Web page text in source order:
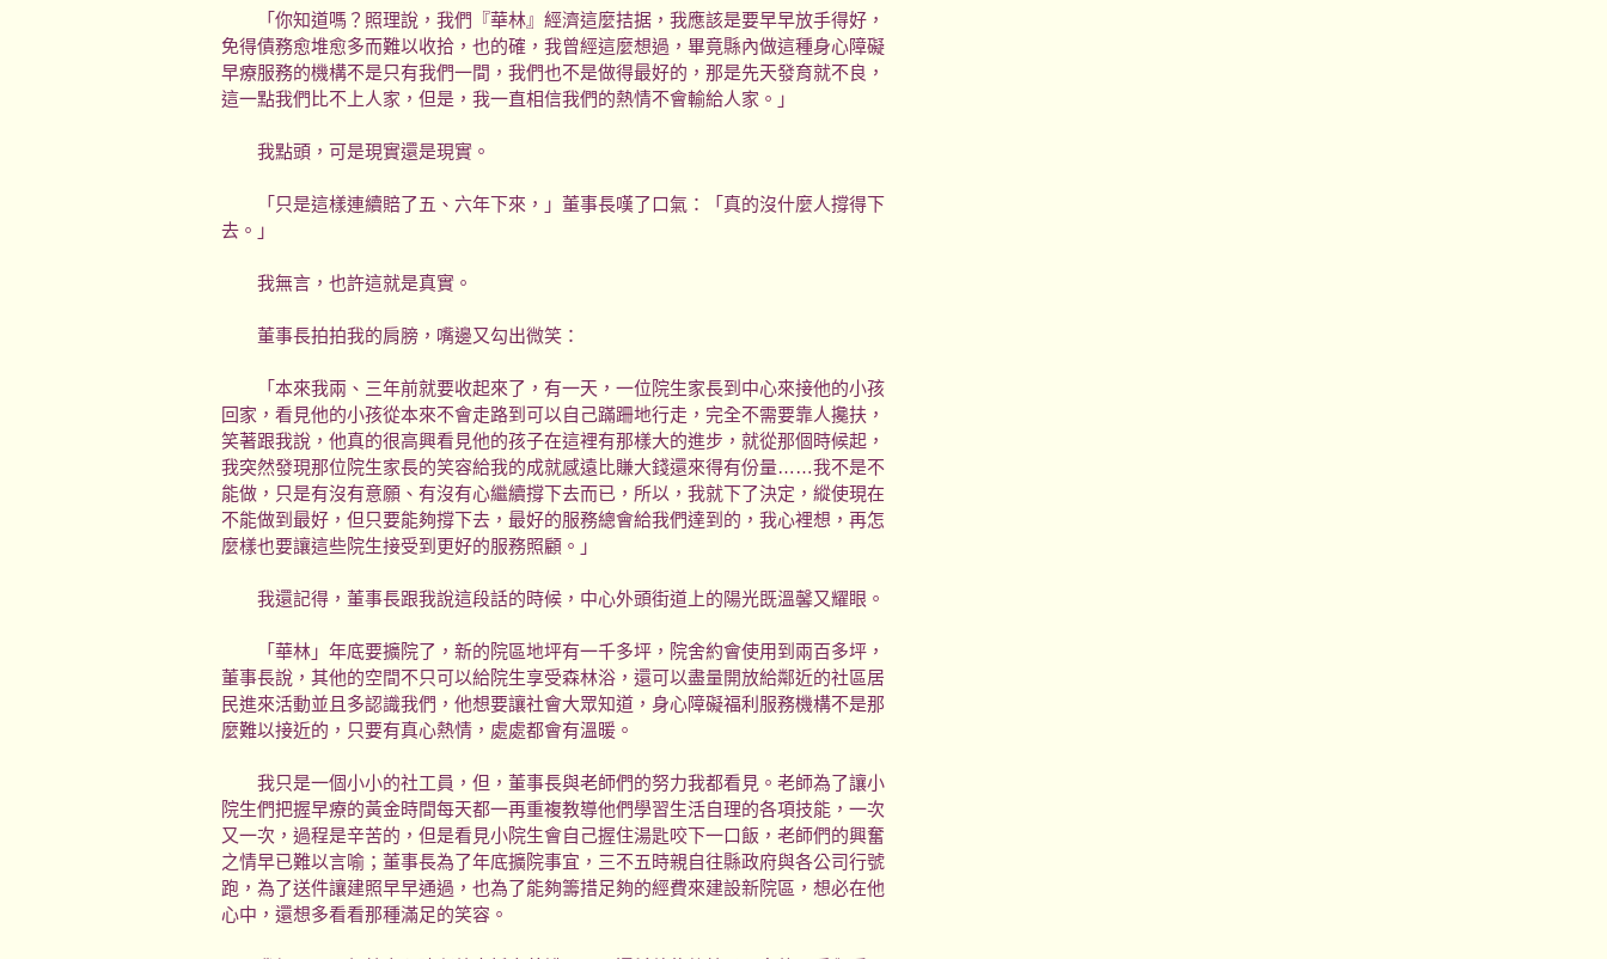
「你知道嗎？照理說，我們『華林』經濟這麼拮据，我應該是要早早放手得好，
免得債務愈堆愈多而難以收拾，也的確，我曾經這麼想過，畢竟縣內做這種身心障礙
早療服務的機構不是只有我們一間，我們也不是做得最好的，那是先天發育就不良，
這一點我們比不上人家，但是，我一直相信我們的熱情不會輸給人家。」
我點頭，可是現實還是現實。
「只是這樣連續賠了五、六年下來，」董事長嘆了口氣：「真的沒什麼人撐得下
去。」
我無言，也許這就是真實。
董事長拍拍我的肩膀，嘴邊又勾出微笑：
「本來我兩、三年前就要收起來了，有一天，一位院生家長到中心來接他的小孩
回家，看見他的小孩從本來不會走路到可以自己蹣跚地行走，完全不需要靠人攙扶，
笑著跟我說，他真的很高興看見他的孩子在這裡有那樣大的進步，就從那個時候起，
我突然發現那位院生家長的笑容給我的成就感遠比賺大錢還來得有份量……我不是不
能做，只是有沒有意願、有沒有心繼續撐下去而已，所以，我就下了決定，縱使現在
不能做到最好，但只要能夠撐下去，最好的服務總會給我們達到的，我心裡想，再怎
麼樣也要讓這些院生接受到更好的服務照顧。」
我還記得，董事長跟我說這段話的時候，中心外頭街道上的陽光既溫馨又耀眼。
「華林」年底要擴院了，新的院區地坪有一千多坪，院舍約會使用到兩百多坪，
董事長說，其他的空間不只可以給院生享受森林浴，還可以盡量開放給鄰近的社區居
民進來活動並且多認識我們，他想要讓社會大眾知道，身心障礙福利服務機構不是那
麼難以接近的，只要有真心熱情，處處都會有溫暖。
我只是一個小小的社工員，但，董事長與老師們的努力我都看見。老師為了讓小
院生們把握早療的黃金時間每天都一再重複教導他們學習生活自理的各項技能，一次
又一次，過程是辛苦的，但是看見小院生會自己握住湯匙咬下一口飯，老師們的興奮
之情早已難以言喻；董事長為了年底擴院事宜，三不五時親自往縣政府與各公司行號
跑，為了送件讓建照早早通過，也為了能夠籌措足夠的經費來建設新院區，想必在他
心中，還想多看看那種滿足的笑容。